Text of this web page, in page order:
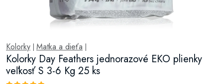
Kolorky Matka a dieťa
Kolorky Day Feathers jednorazové EKO plienky
veľkosť S 3-6 Kg 25 ks